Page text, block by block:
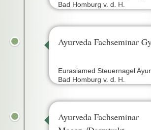
Bad Homburg v. d. H.
Ayurveda Fachseminar
Eurasiamed Steuernagel
Bad Homburg v. d. H.
Ayurveda Fachseminar